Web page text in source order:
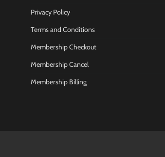
Privacy Policy
Terms and Conditions
Membership Checkout
Membership Cancel
Membership Billing